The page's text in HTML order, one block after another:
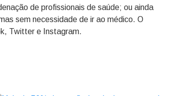
de profissionais de saúde; ou ainda
sem necessidade de ir ao médico. O
Twitter e Instagram.